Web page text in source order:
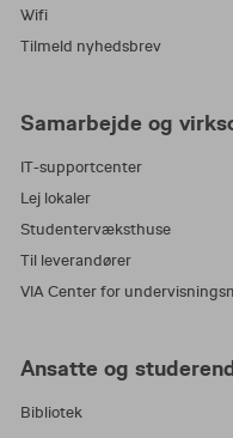
Wifi
Tilmeld nyhedsbrev
Samarbejde og
IT-supportcenter
Lej lokaler
Studentervæksthuse
Til leverandører
VIA Center for
Ansatte og
Bibliotek